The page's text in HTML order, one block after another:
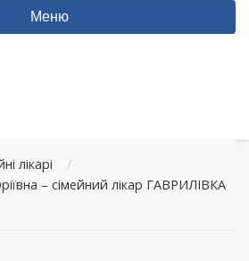
Меню
лікарі
/
– сімейний лікар ГАВРИЛІВКА